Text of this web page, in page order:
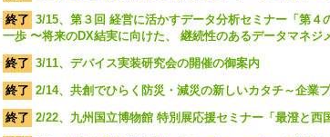
終了 3/15、第３回 経営に活かすデータ分析セミナー「第
一歩 〜将来のDX結実に向けた、 継続性のあるデータマネジ
終了 3/11、デバイス実装研究会の開催の御案内
終了 2/14、共創でひらく防災・減災の新しいカタチ～企業
終了 2/22、九州国立博物館 特別展応援セミナー「最澄と西